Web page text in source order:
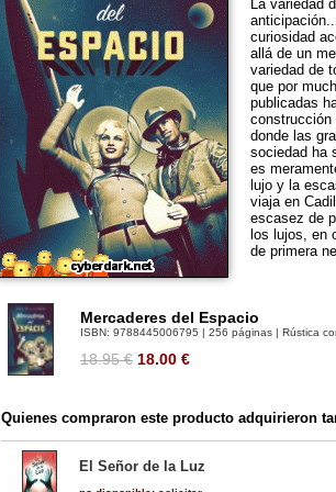
La variedad
curiosidad
allá de un
variedad de
que por
publicadas
construcción
donde las
sociedad ha
es
lujo y la
viaja en
escasez de
los lujos, en
de primera
Mercaderes del Espacio
ISBN: 9788445006795 | 256 páginas | Rústica
18.95 € 18.00 €
Quienes compraron este producto adquirieron
El Señor de la Luz